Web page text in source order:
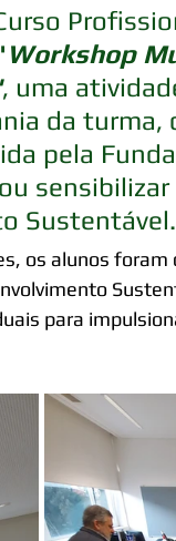
Workshop
, uma
da turma,
pela
Sustentável.
os alunos
para